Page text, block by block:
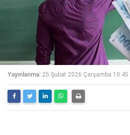
Yayınlanma: 25 Şubat 2026 Çarşamba 10:45